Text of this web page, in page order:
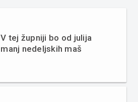
V tej župniji bo od julija
manj nedeljskih maš